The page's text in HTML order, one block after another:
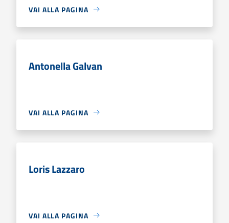
VAI ALLA PAGINA
Antonella Galvan
VAI ALLA PAGINA
Loris Lazzaro
VAI ALLA PAGINA